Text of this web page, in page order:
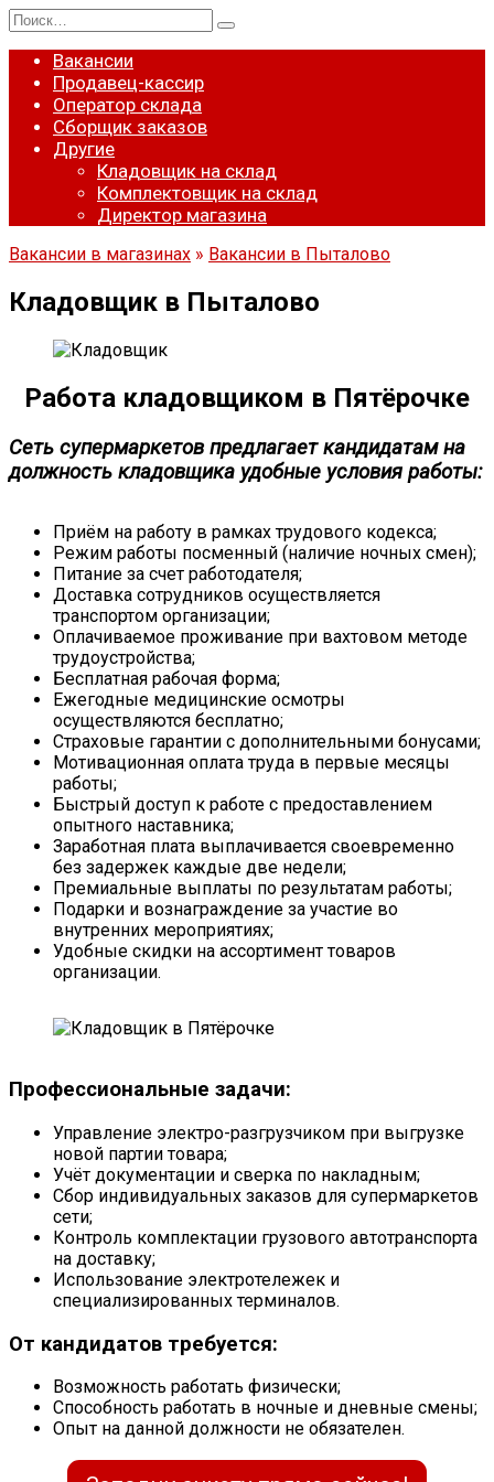
Перейти
к
содержанию
Search
for:
Вакансии
Продавец-кассир
Оператор склада
Сборщик заказов
Другие
Кладовщик на склад
Комплектовщик на склад
Директор магазина
Вакансии в магазинах » Вакансии в Пыталово
Кладовщик в Пыталово
Работа кладовщиком в Пятёрочке
Сеть супермаркетов предлагает кандидатам на
должность кладовщика удобные условия работы:
Приём на работу в рамках трудового кодекса;
Режим работы посменный (наличие ночных смен);
Питание за счет работодателя;
Доставка сотрудников осуществляется
транспортом организации;
Оплачиваемое проживание при вахтовом методе
трудоустройства;
Бесплатная рабочая форма;
Ежегодные медицинские осмотры
осуществляются бесплатно;
Страховые гарантии с дополнительными бонусами;
Мотивационная оплата труда в первые месяцы
работы;
Быстрый доступ к работе с предоставлением
опытного наставника;
Заработная плата выплачивается своевременно
без задержек каждые две недели;
Премиальные выплаты по результатам работы;
Подарки и вознаграждение за участие во
внутренних мероприятиях;
Удобные скидки на ассортимент товаров
организации.
Профессиональные задачи:
Управление электро-разгрузчиком при выгрузке
новой партии товара;
Учёт документации и сверка по накладным;
Сбор индивидуальных заказов для супермаркетов
сети;
Контроль комплектации грузового автотранспорта
на доставку;
Использование электротележек и
специализированных терминалов.
От кандидатов требуется:
Возможность работать физически;
Способность работать в ночные и дневные смены;
Опыт на данной должности не обязателен.